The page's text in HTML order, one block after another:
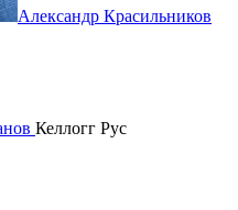
Александр Красильников
Келлогг Рус